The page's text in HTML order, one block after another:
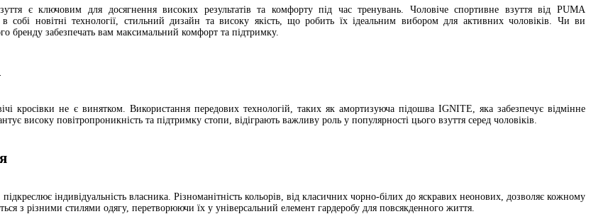
є ключовим для досягнення високих результатів та комфорту під час тренувань. Чоловіче спортивне взуття від PUMA
собі новітні технології, стильний дизайн та високу якість, що робить їх ідеальним вибором для активних чоловіків. Чи ви
бренду забезпечать вам максимальний комфорт та підтримку.
кросівки не є винятком. Використання передових технологій, таких як амортизуюча підошва IGNITE, яка забезпечує відмінне
високу повітропроникність та підтримку стопи, відіграють важливу роль у популярності цього взуття серед чоловіків.
індивідуальність власника. Різноманітність кольорів, від класичних чорно-білих до яскравих неонових, дозволяє кожному
з різними стилями одягу, перетворюючи їх у універсальний елемент гардеробу для повсякденного життя.